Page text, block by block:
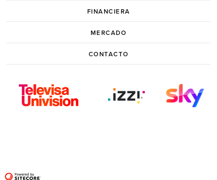
FINANCIERA
MERCADO
CONTACTO